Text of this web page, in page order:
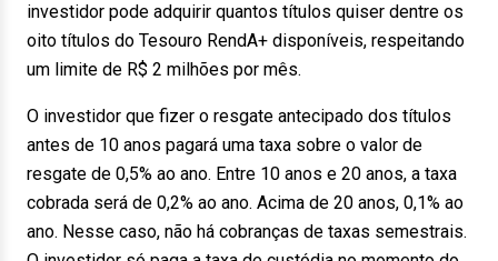
investidor pode adquirir quantos títulos quiser dentre os
oito títulos do Tesouro RendA+ disponíveis, respeitando
um limite de R$ 2 milhões por mês.
O investidor que fizer o resgate antecipado dos títulos
antes de 10 anos pagará uma taxa sobre o valor de
resgate de 0,5% ao ano. Entre 10 anos e 20 anos, a taxa
cobrada será de 0,2% ao ano. Acima de 20 anos, 0,1% ao
ano. Nesse caso, não há cobranças de taxas semestrais.